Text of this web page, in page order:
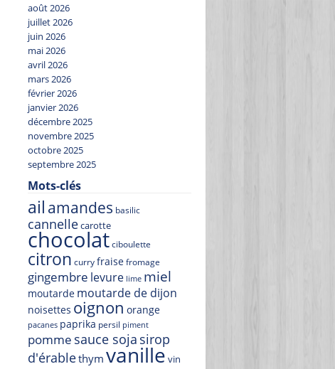
août 2026
juillet 2026
juin 2026
mai 2026
avril 2026
mars 2026
février 2026
janvier 2026
décembre 2025
novembre 2025
octobre 2025
septembre 2025
Mots-clés
ail amandes basilic
cannellecarotte
chocolat ciboulette
citron curryfraisefromage
gingembre levure lime miel
moutarde moutarde de dijon
noisettes oignon orange
pacanes paprika persil piment
pomme sauce soja sirop
d'érablethym vanille vin